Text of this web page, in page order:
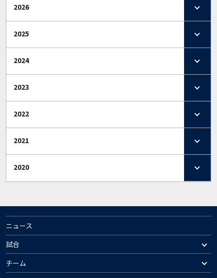
2026
2025
2024
2023
2022
2021
2020
ニュース
試合
チーム